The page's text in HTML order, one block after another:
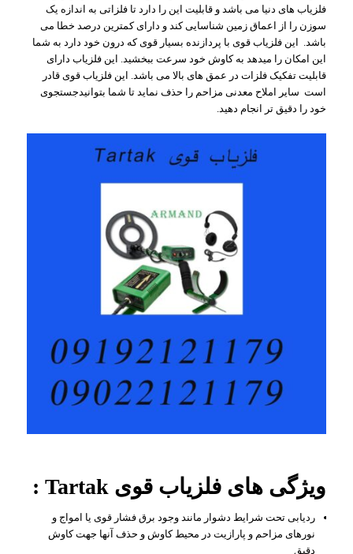
فلزیاب های دنیا می باشد و قابلیت این را دارد تا فلزاتی به اندازه یک
سوزن را از اعماق زمین شناسایی کند و دارای کمترین درصد خطا می
باشد. این فلزیاب قوی با پردازنده بسیار قوی که درون خود دارد به شما
این امکان را میدهد به کاوش خود سرعت ببخشید. این فلزیاب دارای
قابلیت تفکیک فلزات در عمق های بالا می باشد. این فلزیاب قوی قادر
است سایر املاح معدنی مزاحم را حذف نماید تا شما بتوانیدجستجوی
خود را دقیق تر انجام دهید.
ویژگی های فلزیاب قوی Tartak :
ردیابی تحت شرایط دشوار مانند وجود برق فشار قوی یا امواج و
نورهای مزاحم و پارازیت در محیط کاوش و حذف آنها جهت کاوش
دقیق